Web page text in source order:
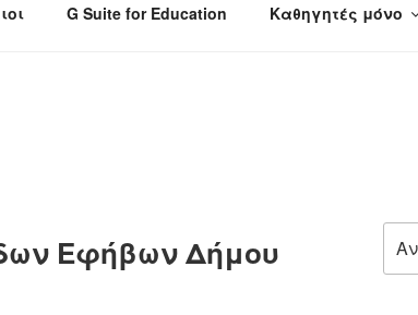
G Suite for Education Καθηγητές μόνο
Εφήβων Δήμου
για: